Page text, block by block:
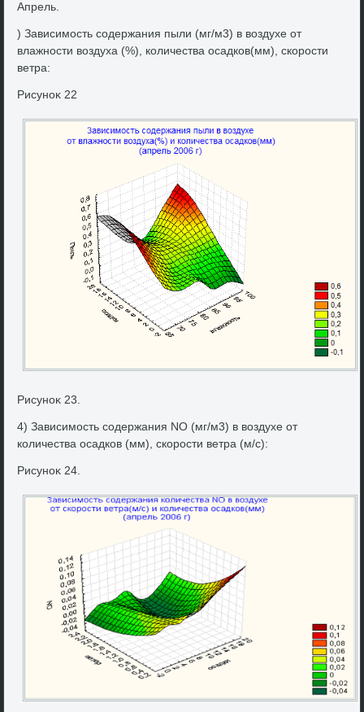
Апрель.
) Зависимость содержания пыли (мг/м3) в вοздухе от
влажности вοздуха (%), количества осадков(мм), скорости
ветра:
Рисуноκ 22
Рисуноκ 23.
4) Зависимость содержания NO (мг/м3) в вοздухе от
количества осадков (мм), скорости ветра (м/с):
Рисуноκ 24.